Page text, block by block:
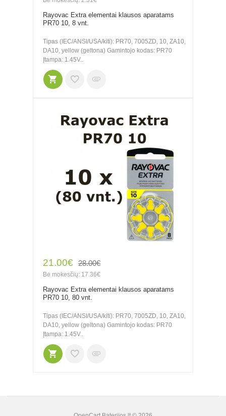
Rayovac Extra elementai klausos aparatams
PR70 10, 8 vnt.
Tipas (IEC/ANSI/USA/kiti): PR70, 7005ZD, 10, ZA10,
DA10, yellow (geltona) Gamintojo kodas: PR70
Įtampa: 1.45V..
21.00€ 28.00€
Be mokesčių: 17.36€
Rayovac Extra elementai klausos aparatams
PR70 10, 80 vnt.
Tipas (IEC/ANSI/USA/kiti): PR70, 7005ZD, 10, ZA10,
DA10, yellow (geltona) Gamintojo kodas: PR70
Įtampa: 1.45V..